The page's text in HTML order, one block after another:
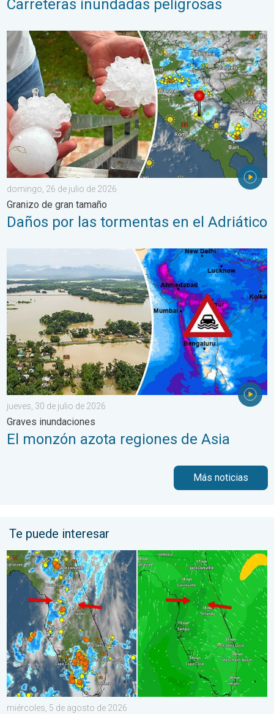
Carreteras inundadas peligrosas
Daños por las tormentas en el Adriático. Granizo de gran
domingo, 26 de julio de 2026
Granizo de gran tamaño
Daños por las tormentas en el Adriático
El monzón azota regiones de Asia. Graves inundaciones. . .
jueves, 30 de julio de 2026
Graves inundaciones
El monzón azota regiones de Asia
Más noticias
Te puede interesar
Así se forman los aguaceros de hoy. Una historia de Florida.
miércoles, 5 de agosto de 2026